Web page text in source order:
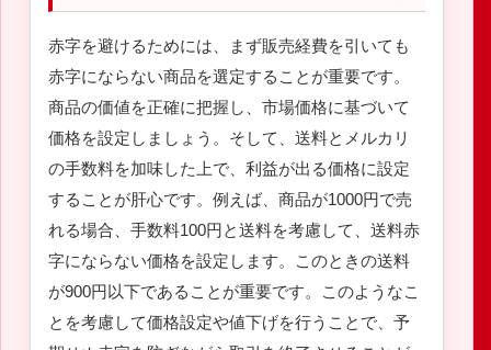
赤字を避けるためには、まず販売経費を引いても
赤字にならない商品を選定することが重要です。
商品の価値を正確に把握し、市場価格に基づいて
価格を設定しましょう。そして、送料とメルカリ
の手数料を加味した上で、利益が出る価格に設定
することが肝心です。例えば、商品が1000円で売
れる場合、手数料100円と送料を考慮して、送料赤
字にならない価格を設定します。このときの送料
が900円以下であることが重要です。このようなこ
とを考慮して価格設定や値下げを行うことで、予